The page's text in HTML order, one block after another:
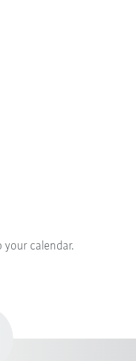
your calendar.